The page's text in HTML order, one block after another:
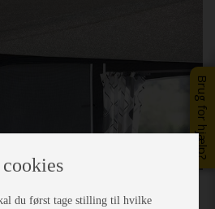
Brug for hjælp?
du først tage stilling til hvilke